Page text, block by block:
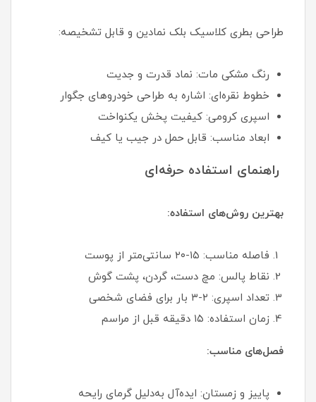
طراحی بطری کلاسیک بلک نمادین و قابل تشخیصه:
رنگ مشکی مات: نماد قدرت و جدیت
خطوط نقره‌ای: اشاره به طراحی خودروهای جگوار
اسپری کرومی: کیفیت پخش یکنواخت
ابعاد مناسب: قابل حمل در جیب یا کیف
راهنمای استفاده حرفه‌ای
بهترین روش‌های استفاده:
فاصله مناسب: ۱۵-۲۰ سانتی‌متر از پوست
نقاط پالس: مچ دست، گردن، پشت گوش
تعداد اسپری: ۲-۳ بار برای فضای شخصی
زمان استفاده: ۱۵ دقیقه قبل از مراسم
فصل‌های مناسب:
پاییز و زمستان: ایده‌آل به‌دلیل گرمای رایحه